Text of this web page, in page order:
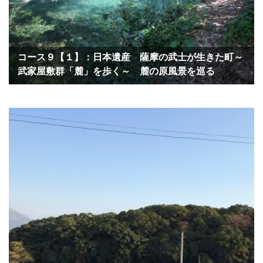
コース９【１】：日本遺産 薩摩の武士が生きた町～
武家屋敷群「麓」を歩く～ 麓の原風景を巡る